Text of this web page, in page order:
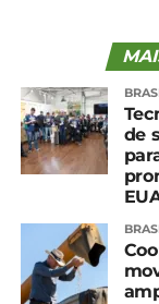
Em "Paraná"
TÓPICOS
UP NEXT
Cotação
Guarapuava
Região de
batatas na
de